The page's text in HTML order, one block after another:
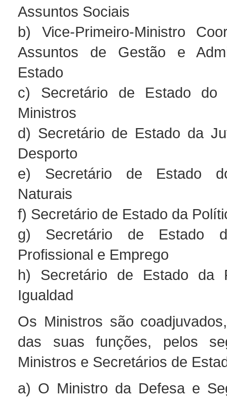
Assuntos Sociais
b) Vice-Primeiro-Ministro
Assuntos de Gestão e
Estado
c) Secretário de Estado do
Ministros
d) Secretário de Estado da
Desporto
e) Secretário de Estado
Naturais
f) Secretário de Estado da
g) Secretário de Estado
Profissional e Emprego
h) Secretário de Estado da
Igualdad
Os Ministros são
das suas funções, pelos
Ministros e Secretários de
a) O Ministro da Defesa e